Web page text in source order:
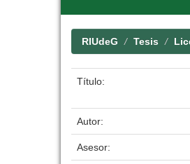
RIUdeG Tesis
Título:
Autor:
Asesor: